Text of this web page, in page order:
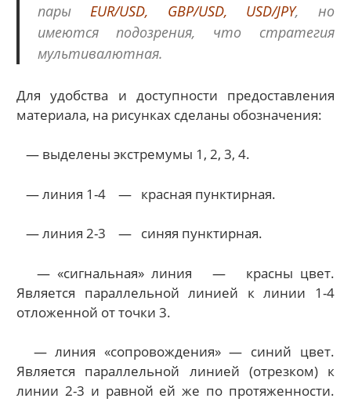
парыEUR/USD, GBP/USD, USD/JPY, но
имеются подозрения, что стратегия
мультивалютная.
Для удобства и доступности предоставления
материала, на рисунках сделаны обозначения:
— выделены экстремумы 1, 2, 3, 4.
— линия 1-4 — красная пунктирная.
— линия 2-3 — синяя пунктирная.
— «сигнальная» линия — красны цвет.
Является параллельной линией к линии 1-4
отложенной от точки 3.
— линия «сопровождения» — синий цвет.
Является параллельной линией (отрезком) к
линии 2-3 и равной ей же по протяженности.